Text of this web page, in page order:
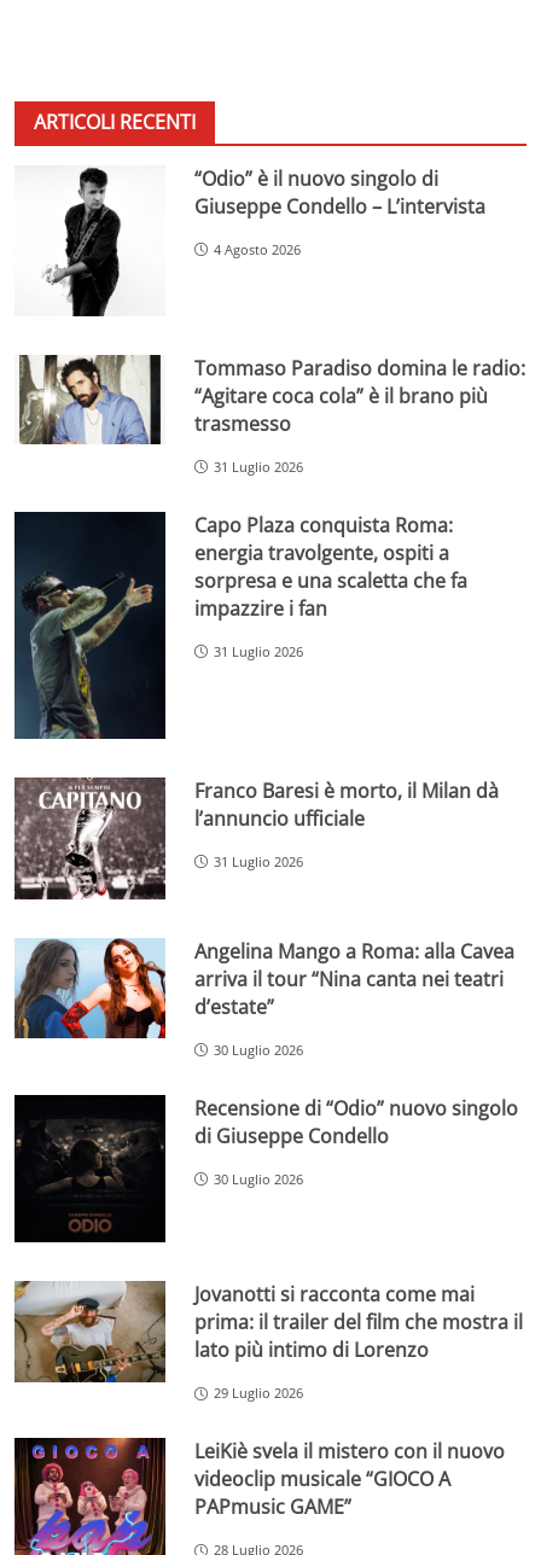
ARTICOLI RECENTI
“Odio” è il nuovo singolo di
Giuseppe Condello – L’intervista
4 Agosto 2026
Tommaso Paradiso domina le radio:
“Agitare coca cola” è il brano più
trasmesso
31 Luglio 2026
Capo Plaza conquista Roma:
energia travolgente, ospiti a
sorpresa e una scaletta che fa
impazzire i fan
31 Luglio 2026
Franco Baresi è morto, il Milan dà
l’annuncio ufficiale
31 Luglio 2026
Angelina Mango a Roma: alla Cavea
arriva il tour “Nina canta nei teatri
d’estate”
30 Luglio 2026
Recensione di “Odio” nuovo singolo
di Giuseppe Condello
30 Luglio 2026
Jovanotti si racconta come mai
prima: il trailer del film che mostra il
lato più intimo di Lorenzo
29 Luglio 2026
LeiKiè svela il mistero con il nuovo
videoclip musicale “GIOCO A
PAPmusic GAME”
28 Luglio 2026